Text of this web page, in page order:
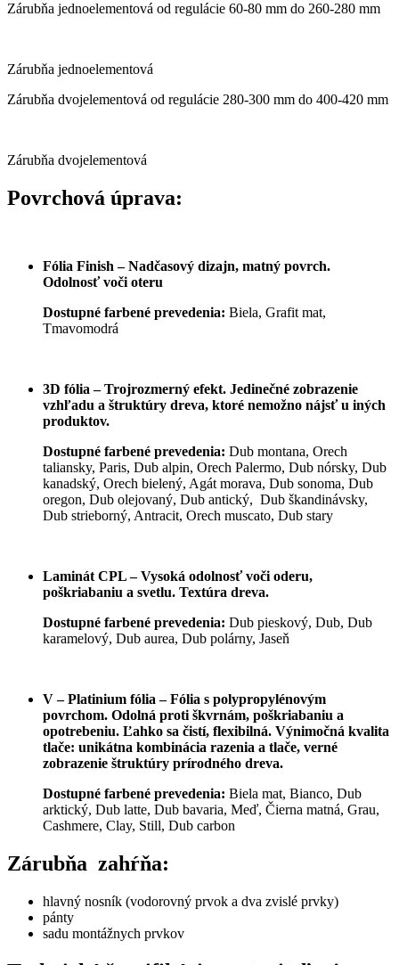
Zárubňa jednoelementová od regulácie 60-80 mm do 260-280 mm
Zárubňa jednoelementová
Zárubňa dvojelementová od regulácie 280-300 mm do 400-420 mm
Zárubňa dvojelementová
Povrchová úprava:
Fólia Finish – Nadčasový dizajn, matný povrch.
Odolnosť voči oteru
Dostupné farbené prevedenia: Biela, Grafit mat,
Tmavomodrá
3D fólia – Trojrozmerný efekt. Jedinečné zobrazenie
vzhľadu a štruktúry dreva, ktoré nemožno nájsť u iných
produktov.
Dostupné farbené prevedenia: Dub montana, Orech
taliansky, Paris, Dub alpin, Orech Palermo, Dub nórsky, Dub
kanadský, Orech bielený, Agát morava, Dub sonoma, Dub
oregon, Dub olejovaný, Dub antický, Dub škandinávsky,
Dub strieborný, Antracit, Orech muscato, Dub stary
Laminát CPL – Vysoká odolnosť voči oderu,
poškriabaniu a svetlu. Textúra dreva.
Dostupné farbené prevedenia: Dub pieskový, Dub, Dub
karamelový, Dub aurea, Dub polárny, Jaseň
V – Platinium fólia – Fólia s polypropylénovým
povrchom. Odolná proti škvrnám, poškriabaniu a
opotrebeniu. Ľahko sa čistí, flexibilná. Výnimočná kvalita
tlače: unikátna kombinácia razenia a tlače, verné
zobrazenie štruktúry prírodného dreva.
Dostupné farbené prevedenia: Biela mat, Bianco, Dub
arktický, Dub latte, Dub bavaria, Meď, Čierna matná, Grau,
Cashmere, Clay, Still, Dub carbon
Zárubňa zahŕňa:
hlavný nosník (vodorovný prvok a dva zvislé prvky)
pánty
sadu montážnych prvkov